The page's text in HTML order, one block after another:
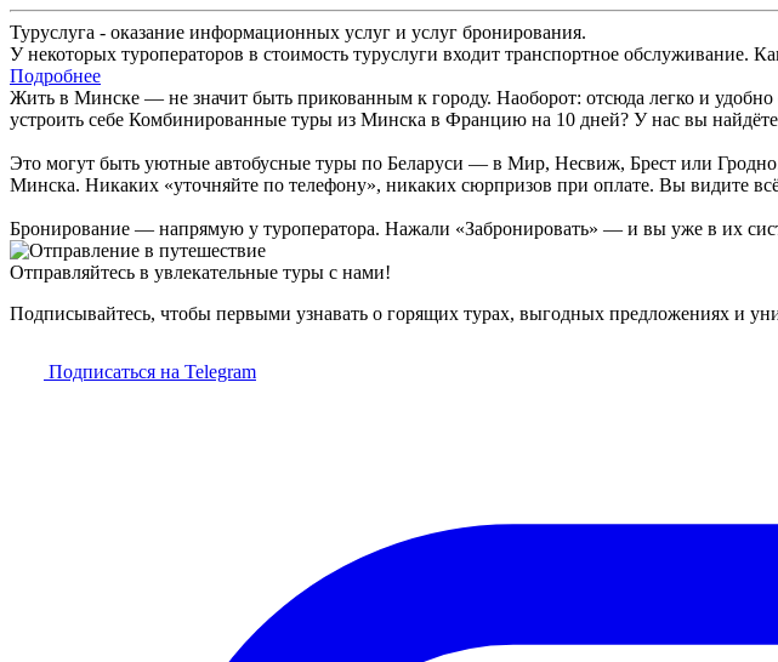
Туруслуга - оказание информационных услуг и услуг бронирования.
У некоторых туроператоров в стоимость туруслуги входит транспортное обслуживание.
Подробнее
Жить в Минске — не значит быть прикованным к городу. Наоборот: отсюда легко и
устроить себе Комбинированные туры из Минска в Францию на 10 дней? У нас вы
Это могут быть уютные автобусные туры по Беларуси — в Мир, Несвиж, Брест или
Минска. Никаких «уточняйте по телефону», никаких сюрпризов при оплате. Вы видите всё
Бронирование — напрямую у туроператора. Нажали «Забронировать» — и вы уже в их
Отправляйтесь в увлекательные туры с нами!
Подписывайтесь, чтобы первыми узнавать о горящих турах, выгодных предложениях и
Подписаться на Telegram